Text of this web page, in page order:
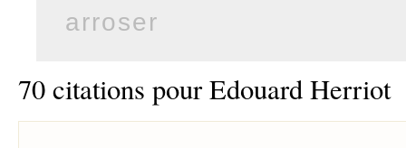
arroser
70 citations pour Edouard Herriot